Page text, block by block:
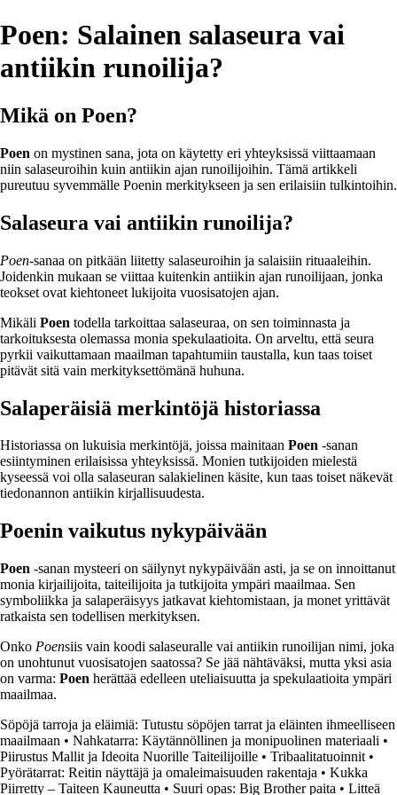
Poen: Salainen salaseura vai
antiikin runoilija?
Mikä on Poen?
Poen on mystinen sana, jota on käytetty eri yhteyksissä viittaamaan
niin salaseuroihin kuin antiikin ajan runoilijoihin. Tämä artikkeli
pureutuu syvemmälle Poenin merkitykseen ja sen erilaisiin tulkintoihin.
Salaseura vai antiikin runoilija?
Poen-sanaa on pitkään liitetty salaseuroihin ja salaisiin rituaaleihin.
Joidenkin mukaan se viittaa kuitenkin antiikin ajan runoilijaan, jonka
teokset ovat kiehtoneet lukijoita vuosisatojen ajan.
Mikäli Poen todella tarkoittaa salaseuraa, on sen toiminnasta ja
tarkoituksesta olemassa monia spekulaatioita. On arveltu, että seura
pyrkii vaikuttamaan maailman tapahtumiin taustalla, kun taas toiset
pitävät sitä vain merkityksettömänä huhuna.
Salaperäisiä merkintöjä historiassa
Historiassa on lukuisia merkintöjä, joissa mainitaan Poen -sanan
esiintyminen erilaisissa yhteyksissä. Monien tutkijoiden mielestä
kyseessä voi olla salaseuran salakielinen käsite, kun taas toiset näkevät
tiedonannon antiikin kirjallisuudesta.
Poenin vaikutus nykypäivään
Poen -sanan mysteeri on säilynyt nykypäivään asti, ja se on innoittanut
monia kirjailijoita, taiteilijoita ja tutkijoita ympäri maailmaa. Sen
symboliikka ja salaperäisyys jatkavat kiehtomistaan, ja monet yrittävät
ratkaista sen todellisen merkityksen.
Onko Poensiis vain koodi salaseuralle vai antiikin runoilijan nimi, joka
on unohtunut vuosisatojen saatossa? Se jää nähtäväksi, mutta yksi asia
on varma: Poen herättää edelleen uteliaisuutta ja spekulaatioita ympäri
maailmaa.
Söpöjä tarroja ja eläimiä: Tutustu söpöjen tarrat ja eläinten ihmeelliseen
maailmaan • Nahkatarra: Käytännöllinen ja monipuolinen materiaali •
Piirustus Mallit ja Ideoita Nuorille Taiteilijoille • Tribaalitatuoinnit •
Pyörätarrat: Reitin näyttäjä ja omaleimaisuuden rakentaja • Kukka
Piirretty – Taiteen Kauneutta • Suuri opas: Big Brother paita • Litteä